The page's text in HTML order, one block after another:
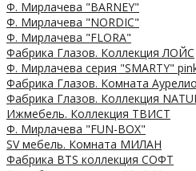
Ф. Мирлачева "BARNEY"
Ф. Мирлачева "NORDIC"
Ф. Мирлачева "FLORA"
Фабрика Глазов. Коллекция ЛОЙС
Ф. Мирлачева серия "SMARTY"
Фабрика Глазов. Комната Аурелио
Фабрика Глазов. Коллекция
Ижмебель. Коллекция ТВИСТ
Ф. Мирлачева "FUN-BOX"
SV мебель. Комната МИЛАН
Фабрика BTS коллекция СОФТ